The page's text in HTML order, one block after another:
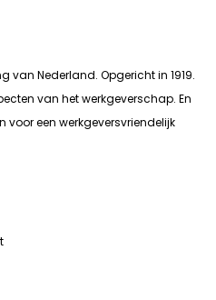
van Nederland. Opgericht in 1919.
van het werkgeverschap. En
een werkgeversvriendelijk